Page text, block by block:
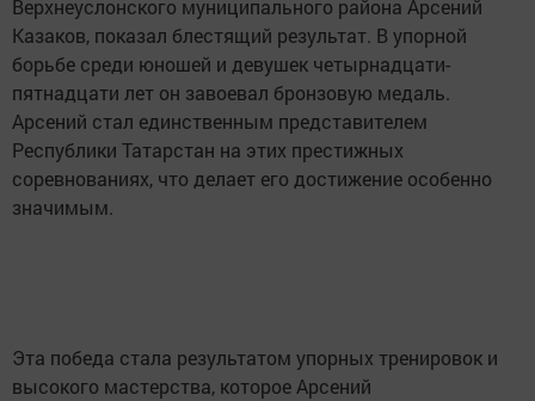
Верхнеуслонского муниципального района Арсений
Казаков, показал блестящий результат. В упорной
борьбе среди юношей и девушек четырнадцати-
пятнадцати лет он завоевал бронзовую медаль.
Арсений стал единственным представителем
Республики Татарстан на этих престижных
соревнованиях, что делает его достижение особенно
значимым.
Эта победа стала результатом упорных тренировок и
высокого мастерства, которое Арсений